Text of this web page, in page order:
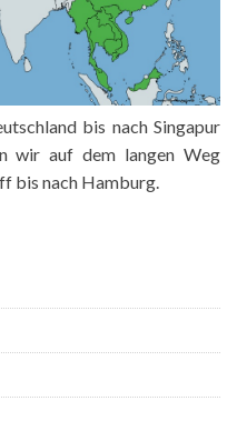
bis nach Singapur
wir auf dem langen Weg
bis nach Hamburg.